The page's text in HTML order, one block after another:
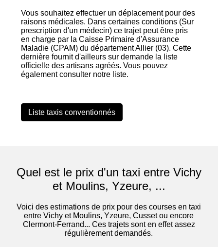
Vous souhaitez effectuer un déplacement pour des
raisons médicales. Dans certaines conditions (Sur
prescription d'un médecin) ce trajet peut être pris
en charge par la Caisse Primaire d'Assurance
Maladie (CPAM) du département Allier (03). Cette
dernière fournit d'ailleurs sur demande la liste
officielle des artisans agréés. Vous pouvez
également consulter notre liste.
Liste taxis conventionnés
Quel est le prix d'un taxi entre Vichy
et Moulins, Yzeure, ...
Voici des estimations de prix pour des courses en taxi
entre Vichy et Moulins, Yzeure, Cusset ou encore
Clermont-Ferrand... Ces trajets sont en effet assez
régulièrement demandés.